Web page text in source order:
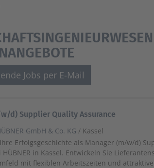
Jobs per E-Mail
d) Supplier Quality Assurance
GmbH & Co. KG / Kassel
Erfolgsgeschichte als Manager (m/w/d)
HÜBNER in Kassel. Entwickeln Sie
mit flexiblen Arbeitszeiten und